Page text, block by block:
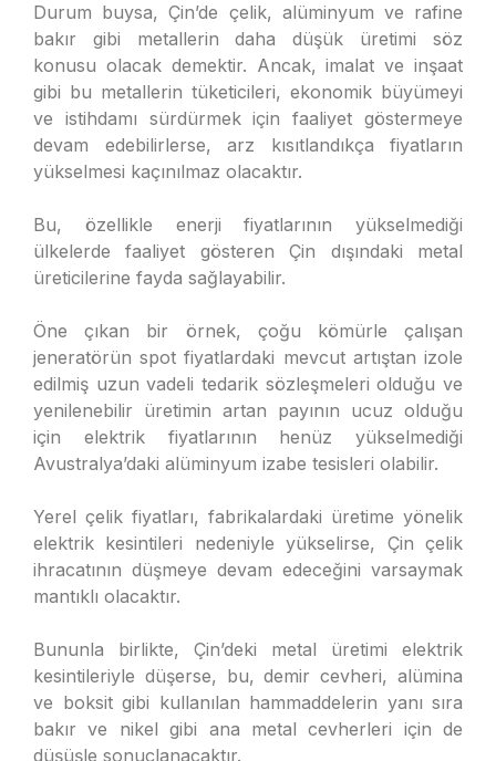
Durum buysa, Çin’de çelik, alüminyum ve rafine
bakır gibi metallerin daha düşük üretimi söz
konusu olacak demektir. Ancak, imalat ve inşaat
gibi bu metallerin tüketicileri, ekonomik büyümeyi
ve istihdamı sürdürmek için faaliyet göstermeye
devam edebilirlerse, arz kısıtlandıkça fiyatların
yükselmesi kaçınılmaz olacaktır.
Bu, özellikle enerji fiyatlarının yükselmediği
ülkelerde faaliyet gösteren Çin dışındaki metal
üreticilerine fayda sağlayabilir.
Öne çıkan bir örnek, çoğu kömürle çalışan
jeneratörün spot fiyatlardaki mevcut artıştan izole
edilmiş uzun vadeli tedarik sözleşmeleri olduğu ve
yenilenebilir üretimin artan payının ucuz olduğu
için elektrik fiyatlarının henüz yükselmediği
Avustralya’daki alüminyum izabe tesisleri olabilir.
Yerel çelik fiyatları, fabrikalardaki üretime yönelik
elektrik kesintileri nedeniyle yükselirse, Çin çelik
ihracatının düşmeye devam edeceğini varsaymak
mantıklı olacaktır.
Bununla birlikte, Çin’deki metal üretimi elektrik
kesintileriyle düşerse, bu, demir cevheri, alümina
ve boksit gibi kullanılan hammaddelerin yanı sıra
bakır ve nikel gibi ana metal cevherleri için de
düşüşle sonuçlanacaktır.